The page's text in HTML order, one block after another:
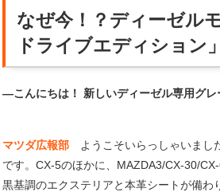
なぜ今！？ディーゼル
ドライブエディション
―こんにちは！ 新しいディーゼル専用グレ
マツダ広報部 ようこそいらっしゃいまし
です。CX-5のほかに、MAZDA3/CX-30/
黒基調のエクステリアと本革シートが備わ